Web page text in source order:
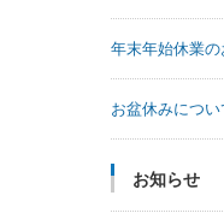
年末年始休業
お盆休みについ
お知らせ